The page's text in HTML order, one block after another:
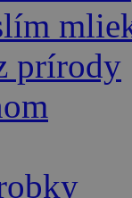
prírody